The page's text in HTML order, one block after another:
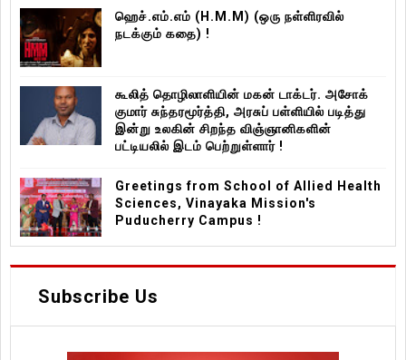
ஹெச்.எம்.எம் (H.M.M) (ஒரு நள்ளிரவில்
நடக்கும் கதை) !
கூலித் தொழிலாளியின் மகன் டாக்டர். அசோக்
குமார் சுந்தரமூர்த்தி, அரசுப் பள்ளியில் படித்து
இன்று உலகின் சிறந்த விஞ்ஞானிகளின்
பட்டியலில் இடம் பெற்றுள்ளார் !
Greetings from School of Allied Health
Sciences, Vinayaka Mission's
Puducherry Campus !
Subscribe Us